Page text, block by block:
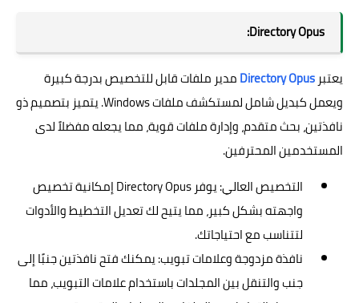
Directory Opus:
يعتبر Directory Opusمدير ملفات قابل للتخصيص بدرجة كبيرة
ويعمل كبديل شامل لمستكشف ملفات Windows. يتميز بتصميم ذو
نافذتين، بحث متقدم، وإدارة ملفات قوية، مما يجعله مفضلاً لدى
المستخدمين المحترفين.
التخصيص العالي: يوفر Directory Opus إمكانية تخصيص
واجهته بشكل كبير، مما يتيح لك تعديل التخطيط والأدوات
لتتناسب مع احتياجاتك.
نافذة مزدوجة وعلامات تبويب: يمكنك فتح نافذتين جنبًا إلى
جنب والتنقل بين المجلدات باستخدام علامات التبويب، مما